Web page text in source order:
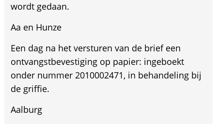
wordt gedaan.
Aa en Hunze
Een dag na het versturen van de brief een
ontvangstbevestiging op papier: ingeboekt
onder nummer 2010002471, in behandeling bij
de griffie.
Aalburg